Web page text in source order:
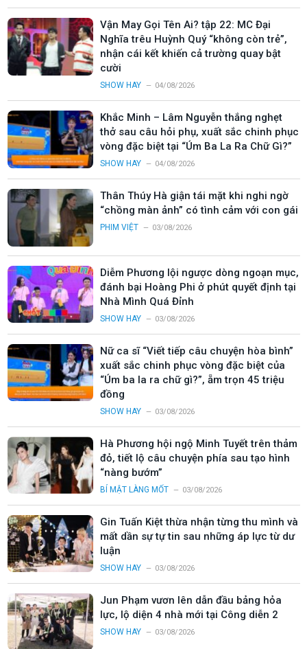
Vận May Gọi Tên Ai? tập 22: MC Đại
Nghĩa trêu Huỳnh Quý “không còn trẻ”,
nhận cái kết khiến cả trường quay bật
cười
SHOW HAY 04/08/2026
Khắc Minh – Lâm Nguyễn thắng nghẹt
thở sau câu hỏi phụ, xuất sắc chinh phục
vòng đặc biệt tại “Úm Ba La Ra Chữ Gì?”
SHOW HAY 04/08/2026
Thân Thúy Hà giận tái mặt khi nghi ngờ
“chồng màn ảnh” có tình cảm với con gái
PHIM VIỆT 03/08/2026
Diễm Phương lội ngược dòng ngoạn mục,
đánh bại Hoàng Phi ở phút quyết định tại
Nhà Mình Quá Đỉnh
SHOW HAY 03/08/2026
Nữ ca sĩ “Viết tiếp câu chuyện hòa bình”
xuất sắc chinh phục vòng đặc biệt của
“Úm ba la ra chữ gì?”, ẵm trọn 45 triệu
đồng
SHOW HAY 03/08/2026
Hà Phương hội ngộ Minh Tuyết trên thảm
đỏ, tiết lộ câu chuyện phía sau tạo hình
“nàng bướm”
BÍ MẬT LÀNG MỐT 03/08/2026
Gin Tuấn Kiệt thừa nhận từng thu mình và
mất dần sự tự tin sau những áp lực từ dư
luận
SHOW HAY 03/08/2026
Jun Phạm vươn lên dẫn đầu bảng hỏa
lực, lộ diện 4 nhà mới tại Công diễn 2
SHOW HAY 03/08/2026